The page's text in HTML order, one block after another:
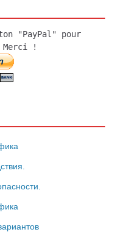
"PayPal" pour
Merci !